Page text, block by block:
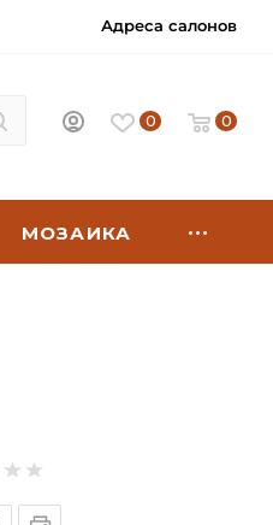
Адреса салонов
0 0
МОЗАИКА